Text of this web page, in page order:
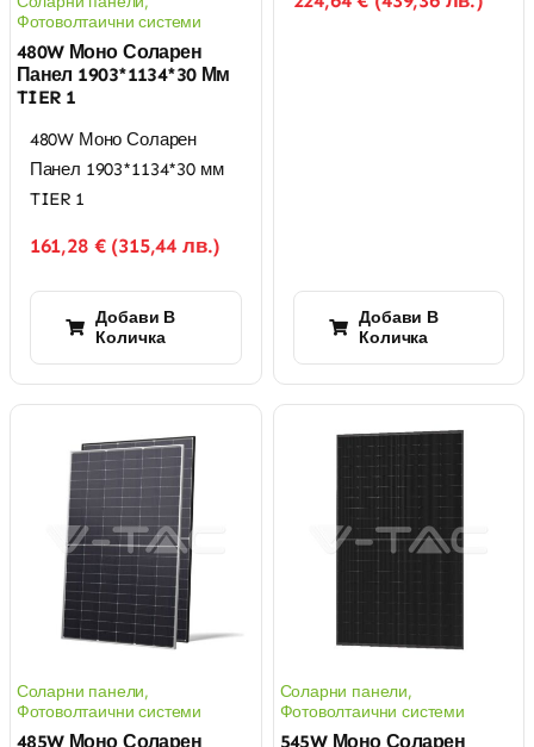
Фотоволтаични системи
480W Моно Соларен
Панел 1903*1134*30 Мм
TIER 1
480W Моно Соларен
Панел 1903*1134*30 мм
TIER 1
161,28 € (315,44 лв.)
Добави В
Количка
Добави В
Количка
Соларни панели,
Фотоволтаични системи
485W Моно Соларен
Соларни панели,
Фотоволтаични системи
545W Моно Соларен